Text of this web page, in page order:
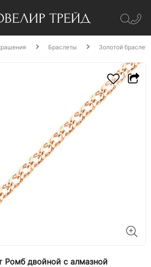
Браслеты Золотой
Ромб двойной с алмазной